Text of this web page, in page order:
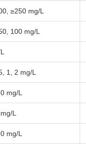
≥250 mg/L
100 mg/L
1, 2 mg/L
mg/L
L
mg/L